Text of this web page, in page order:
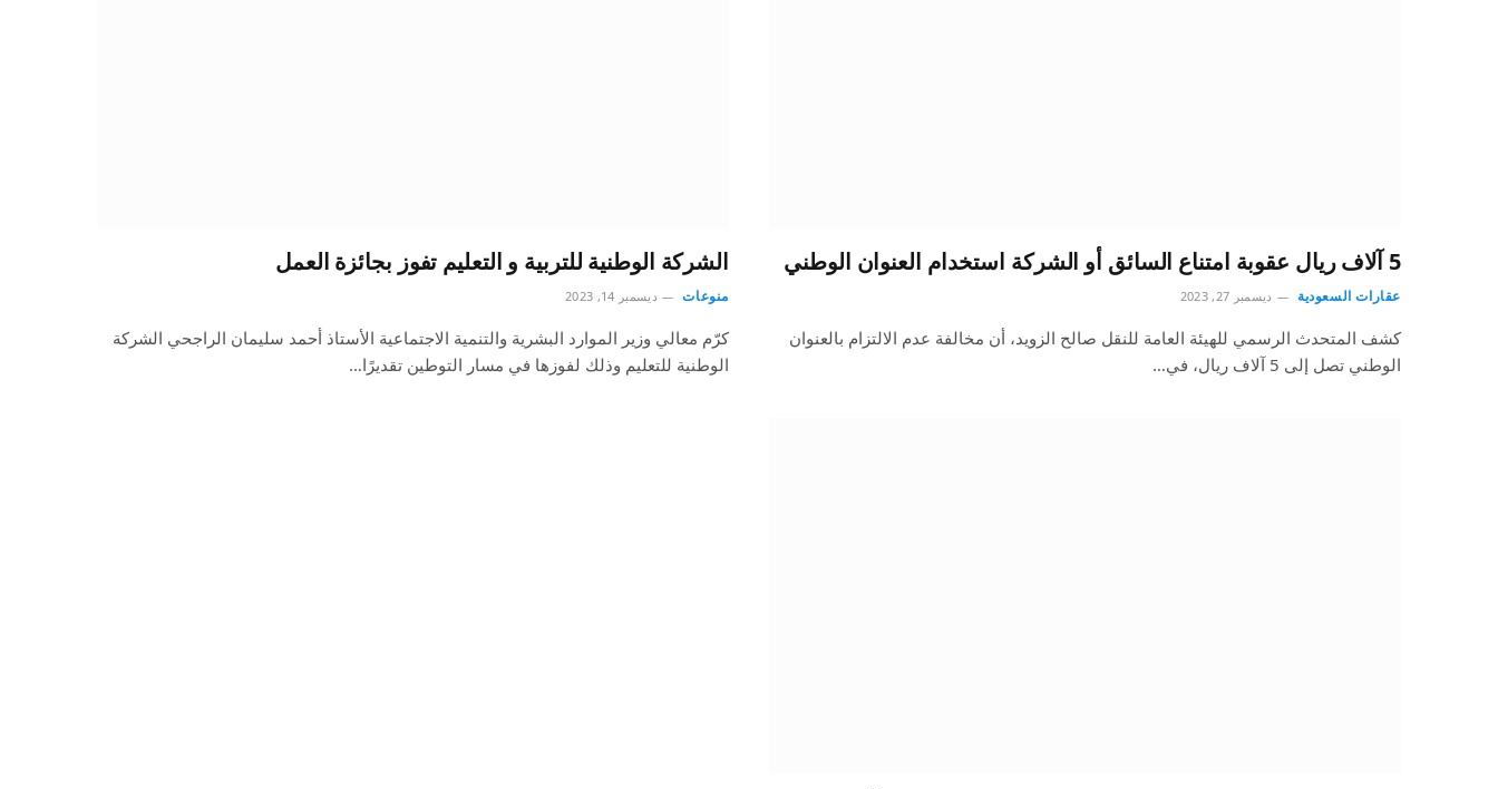
5 آلاف ريال عقوبة امتناع السائق أو الشركة استخدام العنوان الوطني
عقارات السعودية ديسمبر 27, 2023
كشف المتحدث الرسمي للهيئة العامة للنقل صالح الزويد، أن مخالفة عدم الالتزام بالعنوان
الوطني تصل إلى 5 آلاف ريال، في…
الشركة الوطنية للتربية و التعليم تفوز بجائزة العمل
منوعات ديسمبر 14, 2023
كرّم معالي وزير الموارد البشرية والتنمية الاجتماعية الأستاذ أحمد سليمان الراجحي الشركة
الوطنية للتعليم وذلك لفوزها في مسار التوطين تقديرًا…